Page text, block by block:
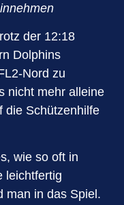
der 12:18
Dolphins
Nord zu
nicht mehr alleine
die Schützenhilfe
wie so oft in
leichtfertig
man in das Spiel.